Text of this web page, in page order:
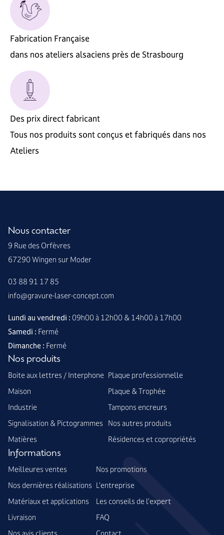
Fabrication Française
dans nos ateliers alsaciens près de Strasbourg
Des prix direct fabricant
Tous nos produits sont conçus et fabriqués dans nos
Ateliers
Nous contacter
9 Rue des Orfèvres
67290 Wingen sur Moder
03 88 91 17 85
info@gravure-laser-concept.com
Lundi au vendredi : 09h00 à 12h00 & 14h00 à 17h00
Samedi : Fermé
Dimanche : Fermé
Nos produits
Boite aux lettres / Interphone Plaque professionnelle
Maison
Plaque & Trophée
Industrie
Tampons encreurs
Signalisation & Pictogrammes
Nos autres produits
Matières
Résidences et copropriétés
Informations
Meilleures ventes
Nos promotions
Nos dernières réalisations L'entreprise
Matériaux et applications
Les conseils de l'expert
Livraison
FAQ